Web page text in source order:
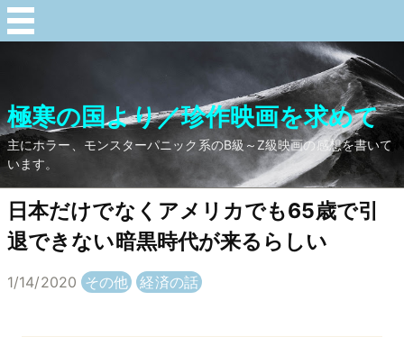
極寒の国より／珍作映画を求めて
主にホラー、モンスターパニック系のB級～Z級映画の感想を書いて
います。
日本だけでなくアメリカでも65歳で引
退できない暗黒時代が来るらしい
1/14/2020 その他 経済の話